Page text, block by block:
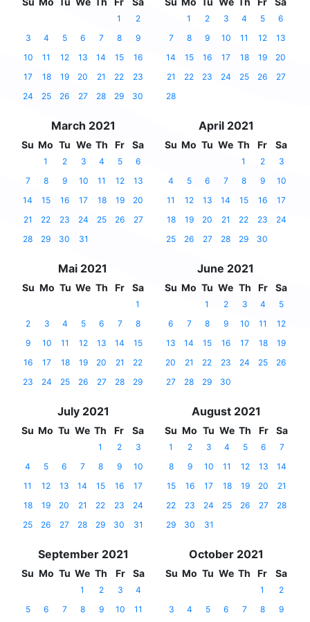
1
2
3
4 5 6 7 8
9
10
11 12 13 14 15
16
17
18 19 20 21 22
23
24
25 26 27 28 29 30
1 2 3 4 5
6
7
8 9 10 11 12
13
14
15 16 17 18 19
20
21
22 23 24 25 26
27
28
March 2021
Su Mo Tu We Th Fr Sa
1 2 3 4 5
6
7
8 9 10 11 12
13
14
15 16 17 18 19
20
21
22 23 24 25 26
27
28
29 30 31
April 2021
Su Mo Tu We Th Fr Sa
1 2
3
4
5 6 7 8 9
10
11
12 13 14 15 16
17
18
19 20 21 22 23
24
25
26 27 28 29 30
Mai 2021
Su Mo Tu We Th Fr Sa
1
2
3 4 5 6 7
8
9
10 11 12 13 14
15
16
17 18 19 20 21
22
23
24 25 26 27 28 29
June 2021
Su Mo Tu We Th Fr Sa
1 2 3 4
5
6
7 8 9 10 11
12
13
14 15 16 17 18
19
20
21 22 23 24 25
26
27
28 29 30
July 2021
Su Mo Tu We Th Fr Sa
1 2
3
4
5 6 7 8 9
10
11
12 13 14 15 16
17
18
19 20 21 22 23
24
25
26 27 28 29 30 31
August 2021
Su Mo Tu We Th Fr Sa
1 2 3 4 5 6
7
8
9 10 11 12 13
14
15
16 17 18 19 20
21
22
23 24 25 26 27
28
29
30 31
September 2021
Su Mo Tu We Th Fr Sa
1 2 3
4
5
6 7 8 9 10
11
October 2021
Su Mo Tu We Th Fr Sa
1
2
3
4 5 6 7 8
9